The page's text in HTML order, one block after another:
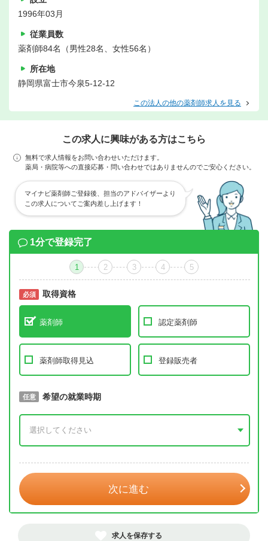
1996年03月
従業員数
薬剤師84名（男性28名、女性56名）
所在地
静岡県富士市今泉5-12-12
この法人の他の薬剤師求人を見る
この求人に興味がある方はこちら
無料で求人情報をお問い合わせいただけます。
薬局・病院等への直接応募・問い合わせではありませんのでご安心ください。
マイナビ薬剤師ご登録後、担当のアドバイザーより
この求人についてご案内差し上げます！
1分で登録完了
1 2 3 4 5
必須 取得資格
薬剤師 認定薬剤師
薬剤師取得見込 登録販売者
必須 取得予定年
任意 希望の就業時期
次に進む
求人を保存する